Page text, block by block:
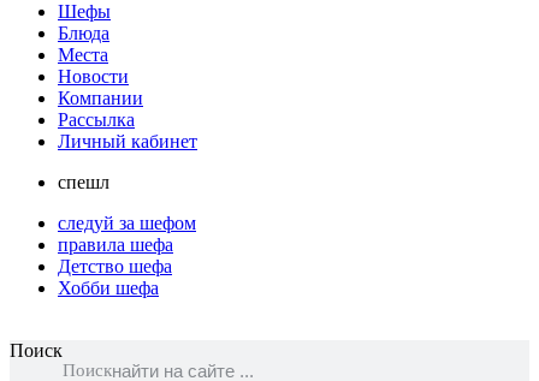
Шефы
Блюда
Места
Новости
Компании
Рассылка
Личный кабинет
спешл
следуй за шефом
правила шефа
Детство шефа
Хобби шефа
Поиск
Поиск